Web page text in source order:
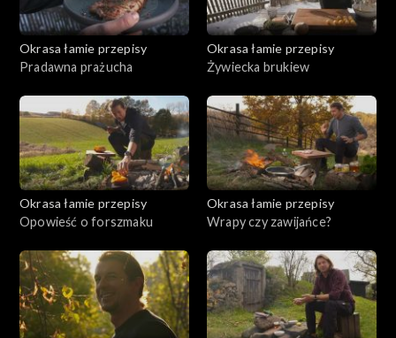
Okrasa łamie przepisy
Pradawna prażucha
Okrasa łamie przepisy
Żywiecka brukiew
Okrasa łamie przepisy
Opowieść o forszmaku
Okrasa łamie przepisy
Wrapy czy zawijańce?